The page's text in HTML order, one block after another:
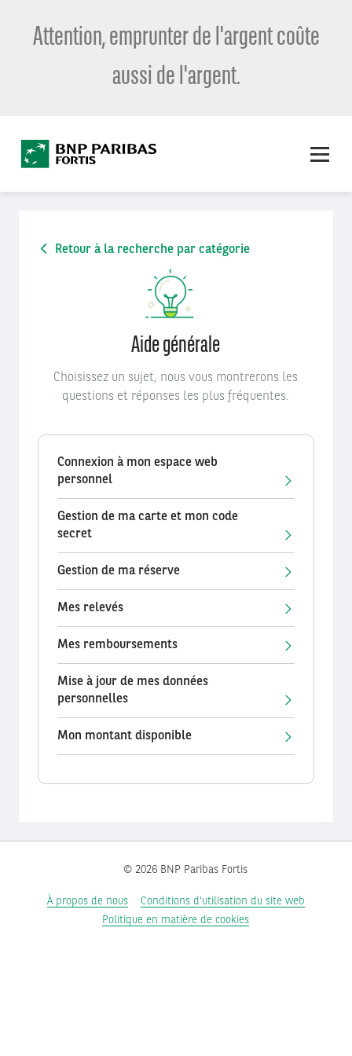
Attention, emprunter de l'argent coûte
aussi de l'argent.
Retour à la recherche par catégorie
Aide générale
Choisissez un sujet, nous vous montrerons les
questions et réponses les plus fréquentes.
Connexion à mon espace web
personnel
Gestion de ma carte et mon code
secret
Gestion de ma réserve
Mes relevés
Mes remboursements
Mise à jour de mes données
personnelles
Mon montant disponible
© 2026 BNP Paribas Fortis
À propos de nous
Conditions d'utilisation du site web
Politique en matière de cookies